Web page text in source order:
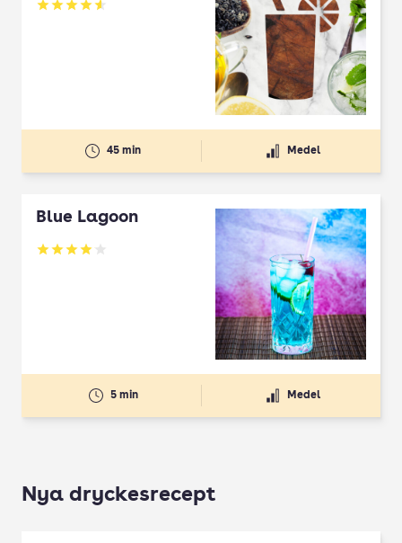
Betyg: 4.56 av 5
45 min Medel
Blue Lagoon
Betyg: 4.02 av 5
5 min Medel
Nya dryckesrecept